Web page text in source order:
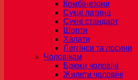
Комбінезони
Сукні латина
Сукні стандарт
Шорти
Халати
Леггінси та лосини
Чоловікам
Брюки чоловічі
Жилети чоловічі